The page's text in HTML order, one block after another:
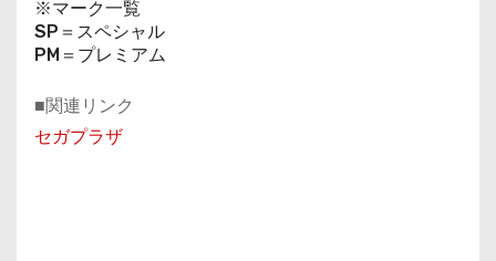
※マーク一覧
SP＝スペシャル
PM＝プレミアム
■関連リンク
セガプラザ